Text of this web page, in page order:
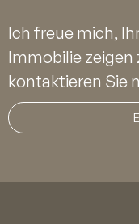
Ich freue mich,
Immobilie zeigen
kontaktieren Sie